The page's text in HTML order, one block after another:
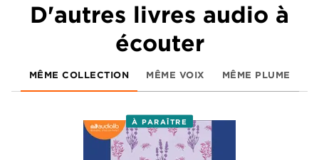
D'autres livres audio à
écouter
MÊME COLLECTION MÊME VOIX MÊME PLUME
À PARAÎTRE